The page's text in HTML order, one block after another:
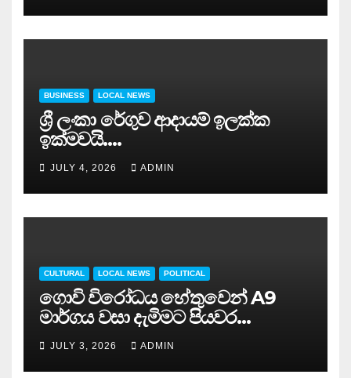
BUSINESS LOCAL NEWS
ශ්‍රී ලංකා රේගුව ආදායම් ඉලක්ක
ඉක්මවයි….
JULY 4, 2026 ADMIN
CULTURAL LOCAL NEWS POLITICAL
ගොවි විරෝධය හේතුවෙන් A9
මාර්ගය වසා දැමිමට පියවර…
JULY 3, 2026 ADMIN